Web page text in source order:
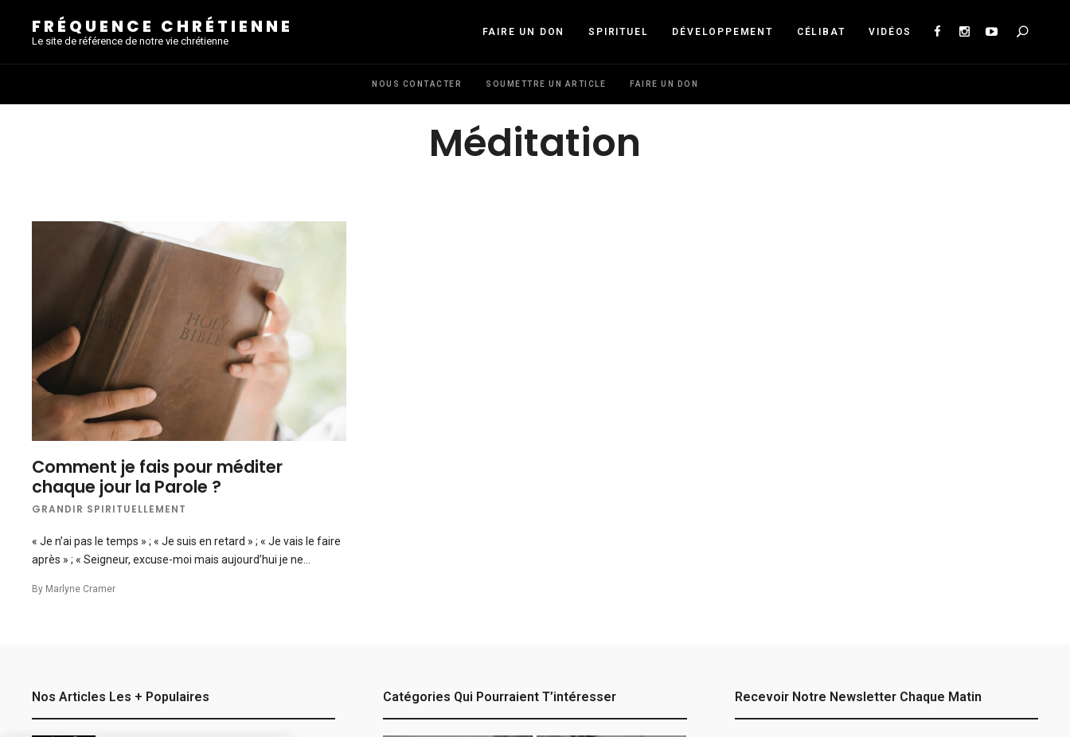
FRÉQUENCE CHRÉTIENNE
Le site de référence de notre vie chrétienne
FAIRE UN DON SPIRITUEL DÉVELOPPEMENT CÉLIBAT VIDÉOS
NOUS CONTACTER SOUMETTRE UN ARTICLE FAIRE UN DON
Méditation
Comment je fais pour méditer
chaque jour la Parole ?
GRANDIR SPIRITUELLEMENT
« Je n’ai pas le temps » ; « Je suis en retard » ; « Je vais le faire
après » ; « Seigneur, excuse-moi mais aujourd’hui je ne…
By Marlyne Cramer
Nos Articles Les + Populaires Catégories Qui Pourraient T’intéresser Recevoir Notre Newsletter Chaque Matin